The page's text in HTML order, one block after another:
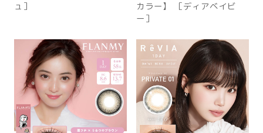
ュ］
カラー】 ［ディアベイビ
ー］